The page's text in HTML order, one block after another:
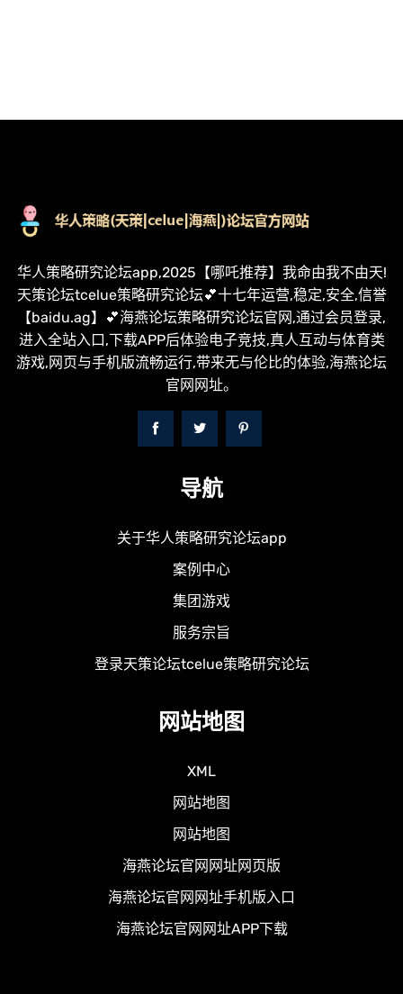
华人策略研究论坛app,2025【哪吒推荐】我命由我不由天!
天策论坛tcelue策略研究论坛💕十七年运营,稳定,安全,信誉
【baidu.ag】💕海燕论坛策略研究论坛官网,通过会员登录,
进入全站入口,下载APP后体验电子竞技,真人互动与体育类
游戏,网页与手机版流畅运行,带来无与伦比的体验,海燕论坛
官网网址。
导航
关于华人策略研究论坛app
案例中心
集团游戏
服务宗旨
登录天策论坛tcelue策略研究论坛
网站地图
XML
网站地图
网站地图
海燕论坛官网网址网页版
海燕论坛官网网址手机版入口
海燕论坛官网网址APP下载